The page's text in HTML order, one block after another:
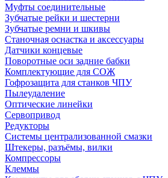
Муфты соединительные
Зубчатые рейки и шестерни
Зубчатые ремни и шкивы
Станочная оснастка и аксессуары
Датчики концевые
Поворотные оси задние бабки
Комплектующие для СОЖ
Гофрозащита для станков ЧПУ
Пылеудаление
Оптические линейки
Сервопривод
Редукторы
Системы централизованной смазки
Штекеры, разъёмы, вилки
Компрессоры
Клеммы